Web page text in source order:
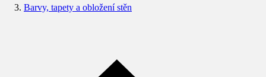
Barvy, tapety a obložení stěn